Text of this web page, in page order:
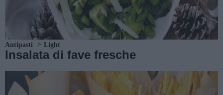
Antipasti Light
Insalata di fave fresche